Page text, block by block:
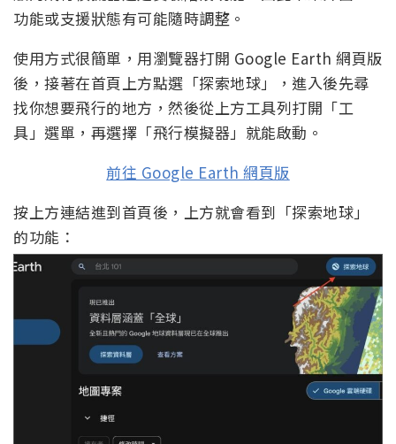
功能或支援狀態有可能隨時調整。
使用方式很簡單，用瀏覽器打開 Google Earth 網頁版
後，接著在首頁上方點選「探索地球」，進入後先尋
找你想要飛行的地方，然後從上方工具列打開「工
具」選單，再選擇「飛行模擬器」就能啟動。
前往 Google Earth 網頁版
按上方連結進到首頁後，上方就會看到「探索地球」
的功能：